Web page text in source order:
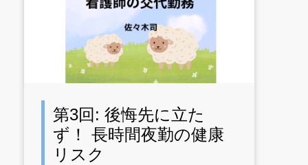
第3回: 後悔先に立た
ず！ 長時間夜勤の健康
リスク